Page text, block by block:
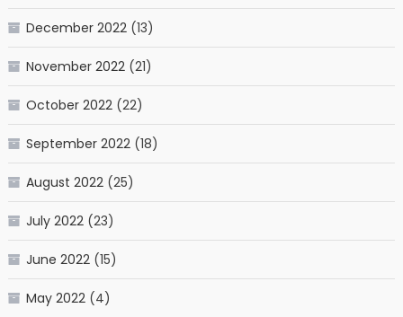
December 2022(13)
November 2022(21)
October 2022(22)
September 2022(18)
August 2022(25)
July 2022(23)
June 2022(15)
May 2022(4)